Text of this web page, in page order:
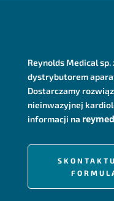
Reynolds Medical
dystrybutorem
Dostarczamy
nieinwazyjnej
informacji na